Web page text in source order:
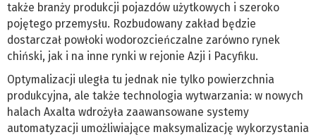
także branży produkcji pojazdów użytkowych i szeroko
pojętego przemysłu. Rozbudowany zakład będzie
dostarczał powłoki wodorozcieńczalne zarówno rynek
chiński, jak i na inne rynki w rejonie Azji i Pacyfiku.
Optymalizacji uległa tu jednak nie tylko powierzchnia
produkcyjna, ale także technologia wytwarzania: w nowych
halach Axalta wdrożyła zaawansowane systemy
automatyzacji umożliwiające maksymalizację wykorzystania